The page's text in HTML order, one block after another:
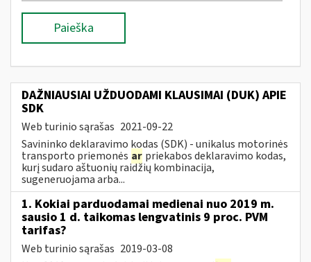
Paieška
DAŽNIAUSIAI UŽDUODAMI KLAUSIMAI (DUK) APIE
SDK
Web turinio sąrašas 2021-09-22
Savininko deklaravimo kodas (SDK) - unikalus motorinės
transporto priemonės ar priekabos deklaravimo kodas,
kurį sudaro aštuonių raidžių kombinacija,
sugeneruojama arba...
1. Kokiai parduodamai medienai nuo 2019 m.
sausio 1 d. taikomas lengvatinis 9 proc. PVM
tarifas?
Web turinio sąrašas 2019-03-08